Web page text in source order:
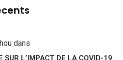
dans
SUR L’IMPACT DE LA COVID-19